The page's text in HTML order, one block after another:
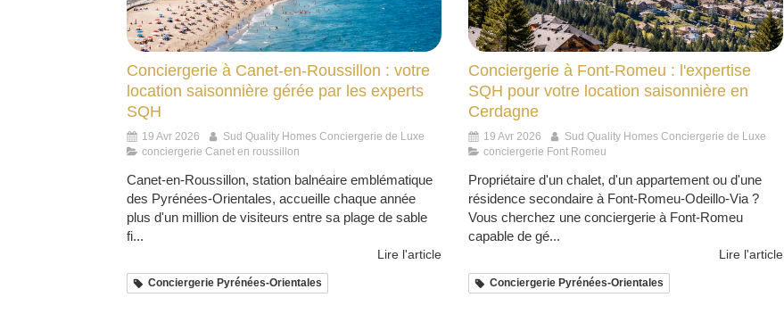
Conciergerie à Canet-en-Roussillon : votre
location saisonnière gérée par les experts
SQH
19 Avr 2026
Sud Quality Homes Conciergerie de Luxe
conciergerie Canet en roussillon
Canet-en-Roussillon, station balnéaire emblématique
des Pyrénées-Orientales, accueille chaque année
plus d'un million de visiteurs entre sa plage de sable
fi...
Lire l'article
Conciergerie Pyrénées-Orientales
Conciergerie à Font-Romeu : l'expertise
SQH pour votre location saisonnière en
Cerdagne
19 Avr 2026
Sud Quality Homes Conciergerie de Luxe
conciergerie Font Romeu
Propriétaire d'un chalet, d'un appartement ou d'une
résidence secondaire à Font-Romeu-Odeillo-Via ?
Vous cherchez une conciergerie à Font-Romeu
capable de gé...
Lire l'article
Conciergerie Pyrénées-Orientales